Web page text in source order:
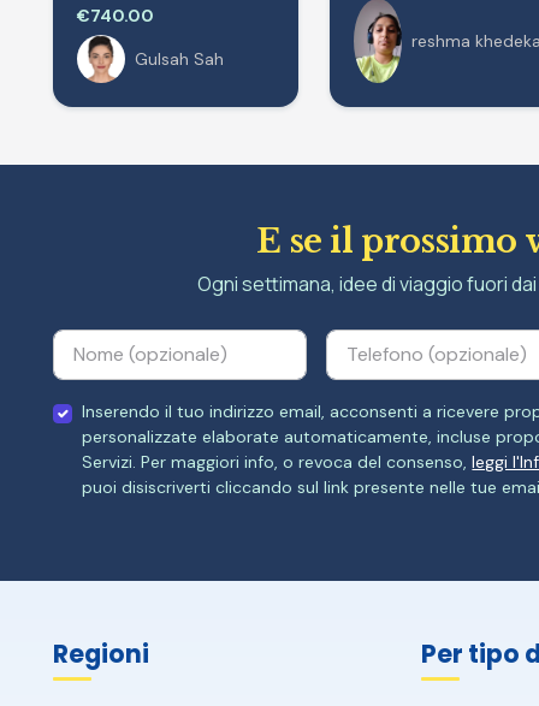
€740.00
Gulsah Sah
reshma
E se il prossimo
Ogni settimana, idee di viaggio fuori
Inserendo il tuo indirizzo email, acconsenti a ricevere
personalizzate elaborate automaticamente, incluse
Servizi. Per maggiori info, o revoca del consenso,leggi
puoi disiscriverti cliccando sul link presente nelle tue
Regioni Per tipo